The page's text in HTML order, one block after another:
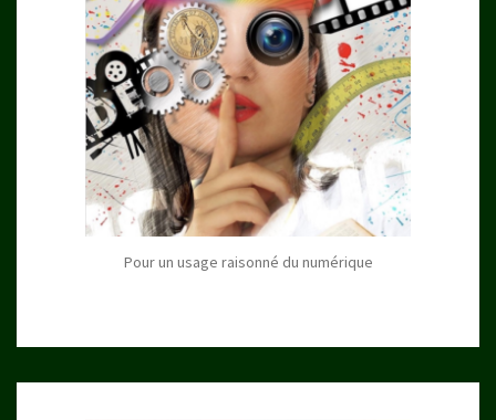
Pour un usage raisonné du numérique